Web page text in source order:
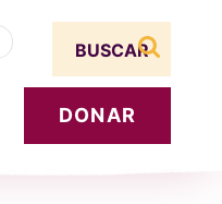
DONAR
Search term
buscar